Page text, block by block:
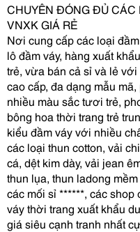
CHUYÊN ĐÓNG ĐỦ CÁC
VNXK GIÁ RẺ
Nơi cung cấp các loại
lô đầm váy, hàng xuất
trẻ, vừa bán cả sỉ và lẻ
cao cấp, đa dạng mẫu
nhiều màu sắc tươi trẻ,
bông hoa thời trang trẻ
kiểu đầm váy với nhiều
các loại thun cotton, vải
cá, dệt kim dày, vải jean
thun lụa, thun ladong
các mối sỉ ******, các
váy thời trang xuất khẩu
giá siêu cạnh tranh nhất